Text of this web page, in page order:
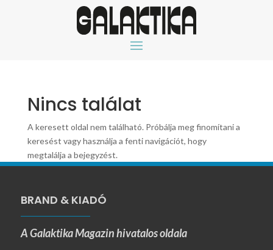
Nincs találat
A keresett oldal nem található. Próbálja meg finomítani a
keresést vagy használja a fenti navigációt, hogy
megtalálja a bejegyzést.
BRAND & KIADÓ
A Galaktika Magazin hivatalos oldala